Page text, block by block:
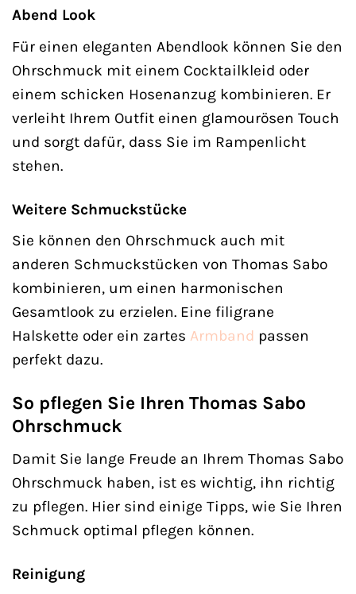
Abend Look
Für einen eleganten Abendlook können Sie den
Ohrschmuck mit einem Cocktailkleid oder
einem schicken Hosenanzug kombinieren. Er
verleiht Ihrem Outfit einen glamourösen Touch
und sorgt dafür, dass Sie im Rampenlicht
stehen.
Weitere Schmuckstücke
Sie können den Ohrschmuck auch mit
anderen Schmuckstücken von Thomas Sabo
kombinieren, um einen harmonischen
Gesamtlook zu erzielen. Eine filigrane
Halskette oder ein zartes Armband passen
perfekt dazu.
So pflegen Sie Ihren Thomas Sabo
Ohrschmuck
Damit Sie lange Freude an Ihrem Thomas Sabo
Ohrschmuck haben, ist es wichtig, ihn richtig
zu pflegen. Hier sind einige Tipps, wie Sie Ihren
Schmuck optimal pflegen können.
Reinigung